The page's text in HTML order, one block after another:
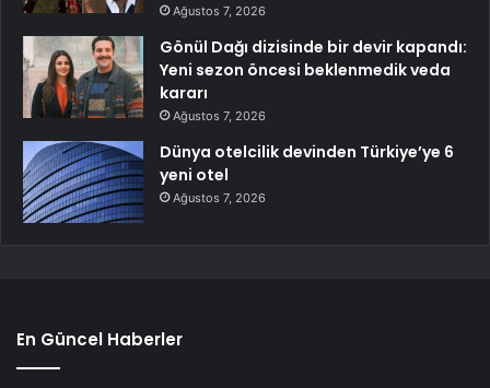
Ağustos 7, 2026
Gönül Dağı dizisinde bir devir kapandı:
Yeni sezon öncesi beklenmedik veda
kararı
Ağustos 7, 2026
Dünya otelcilik devinden Türkiye’ye 6
yeni otel
Ağustos 7, 2026
En Güncel Haberler